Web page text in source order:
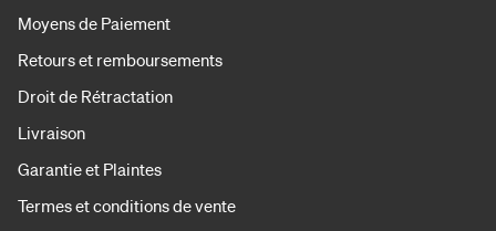
Moyens de Paiement
Retours et remboursements
Droit de Rétractation
Livraison
Garantie et Plaintes
Termes et conditions de vente